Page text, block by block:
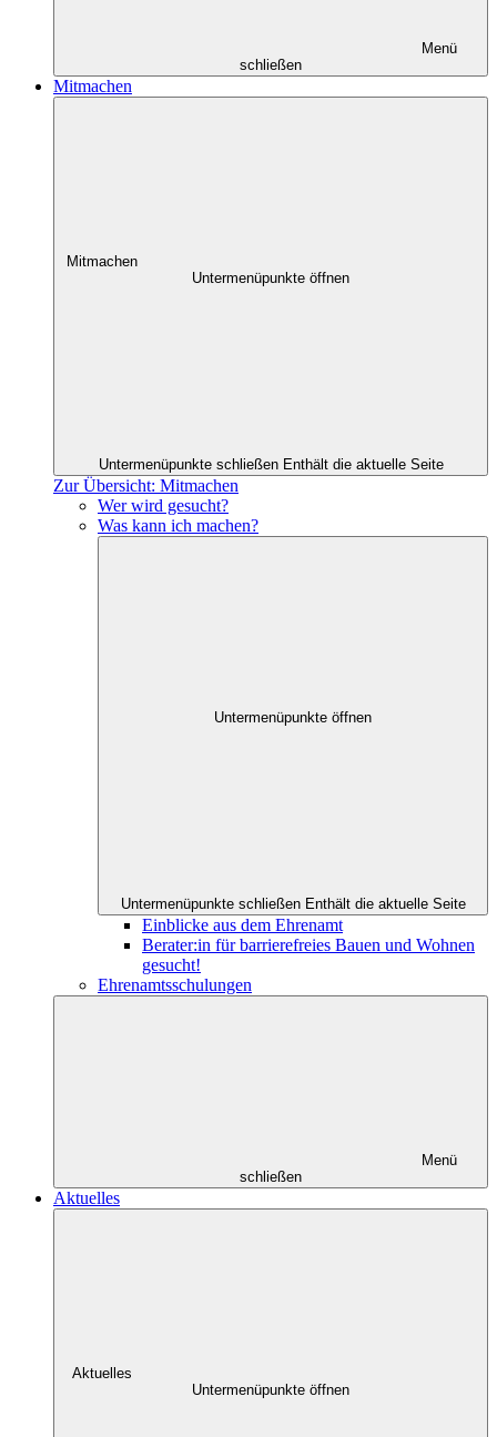
Menü
schließen
Mitmachen
Mitmachen
Untermenüpunkte öffnen
Untermenüpunkte schließen Enthält die aktuelle Seite
Zur Übersicht: Mitmachen
Wer wird gesucht?
Was kann ich machen?
Untermenüpunkte öffnen
Untermenüpunkte schließen Enthält die aktuelle Seite
Einblicke aus dem Ehrenamt
Berater:in für barrierefreies Bauen und Wohnen
gesucht!
Ehrenamtsschulungen
Menü
schließen
Aktuelles
Aktuelles
Untermenüpunkte öffnen